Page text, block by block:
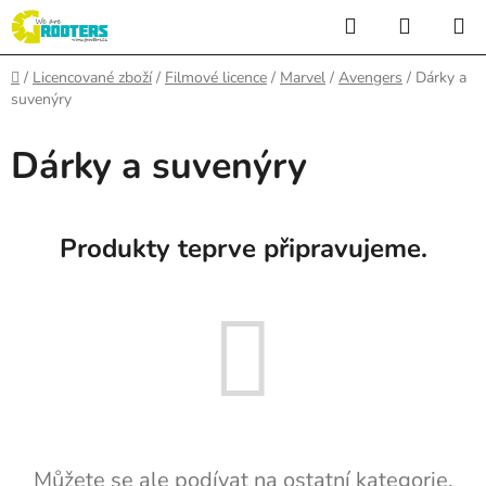
Přejít
na
obsah
Hledat
KOŠÍK
Domů
/ Licencované zboží / Filmové licence / Marvel / Avengers / Dárky a
suvenýry
Dárky a suvenýry
Produkty teprve připravujeme.
Můžete se ale podívat na ostatní kategorie.